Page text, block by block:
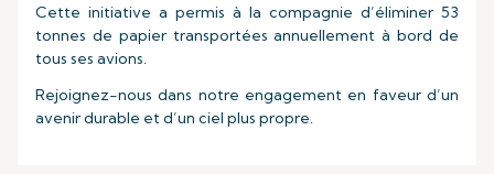
Cette initiative a permis à la compagnie d’éliminer 53
tonnes de papier transportées annuellement à bord de
tous ses avions.
Rejoignez-nous dans notre engagement en faveur d’un
avenir durable et d’un ciel plus propre.